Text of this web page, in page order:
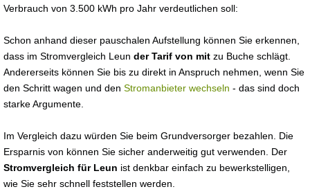
Verbrauch von 3.500 kWh pro Jahr verdeutlichen soll:
Schon anhand dieser pauschalen Aufstellung können Sie erkennen,
dass im Stromvergleich Leun der Tarif von mit zu Buche schlägt.
Andererseits können Sie bis zu direkt in Anspruch nehmen, wenn Sie
den Schritt wagen und den Stromanbieter wechseln - das sind doch
starke Argumente.
Im Vergleich dazu würden Sie beim Grundversorger bezahlen. Die
Ersparnis von können Sie sicher anderweitig gut verwenden. Der
Stromvergleich für Leun ist denkbar einfach zu bewerkstelligen,
wie Sie sehr schnell feststellen werden.